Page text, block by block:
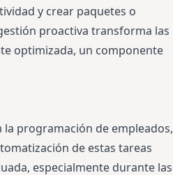
y crear paquetes o
proactiva transforma las
optimizada, un componente
programación de empleados,
de estas tareas
especialmente durante las